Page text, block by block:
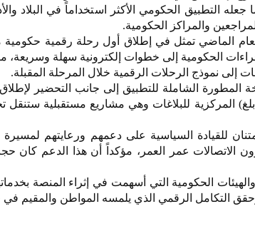
جعله التطبيق الحكومي الأكثر استخداماً في البلاد
والمراكز الحكومية.
العام الماضي تمثل في إطلاق أول رحلة رقمية
الحكومية إلى خطوات إلكترونية سهلة وسريعة،
إلى نموذج الرحلات الرقمية خلال المرحلة المقبلة.
المطورة الشاملة للتطبيق إلى جانب التحضير
المركزية للبلاغات وهي مشاريع مستقبلية ستنقل
للقيادة السياسية على دعمهم ورعايتهم
الاتصالات عمر العمر، مؤكداً أن هذا الدعم كان
الحكومية التي أسهمت في إثراء المنصة
التكامل الرقمي الذي يلمسه المواطن والمقيم في